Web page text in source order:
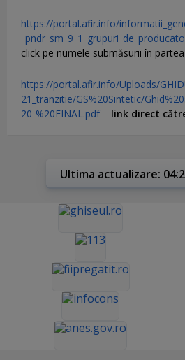
https://portal.afir.info/
click pe numele submăsurii în
https://portal.afir.info/Uploads/
21_tranzitie/GS%20Sintetic/
20-%20FINAL.pdf– link direct
Ultima actualizare: